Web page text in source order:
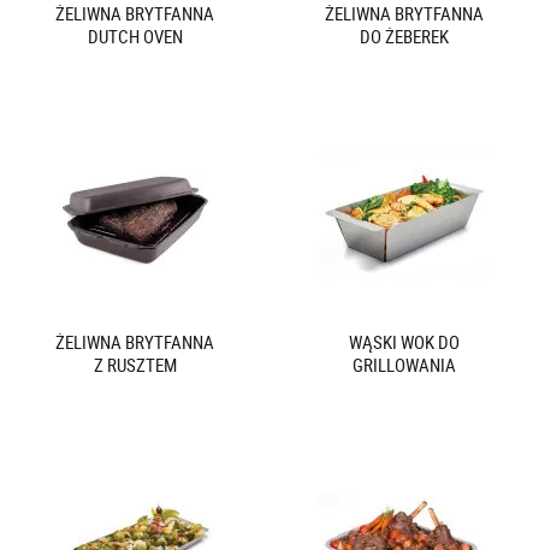
ŻELIWNA BRYTFANNA
DUTCH OVEN
ŻELIWNA BRYTFANNA
DO ŻEBEREK
ŻELIWNA BRYTFANNA
Z RUSZTEM
WĄSKI WOK DO
GRILLOWANIA